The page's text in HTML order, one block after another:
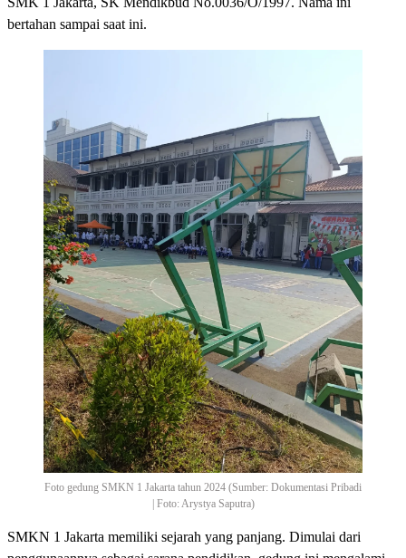
bertahan sampai saat ini.
Foto gedung SMKN 1 Jakarta tahun 2024 (Sumber: Dokumentasi Pribadi
| Foto: Arystya Saputra)
SMKN 1 Jakarta memiliki sejarah yang panjang. Dimulai dari